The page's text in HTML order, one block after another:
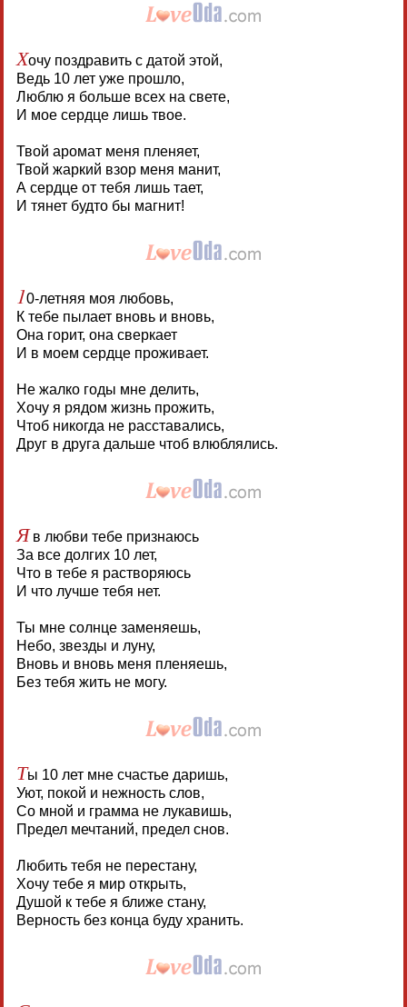
Хочу поздравить с датой этой,
Ведь 10 лет уже прошло,
Люблю я больше всех на свете,
И мое сердце лишь твое.
Твой аромат меня пленяет,
Твой жаркий взор меня манит,
А сердце от тебя лишь тает,
И тянет будто бы магнит!
10-летняя моя любовь,
К тебе пылает вновь и вновь,
Она горит, она сверкает
И в моем сердце проживает.
Не жалко годы мне делить,
Хочу я рядом жизнь прожить,
Чтоб никогда не расставались,
Друг в друга дальше чтоб влюблялись.
Яв любви тебе признаюсь
За все долгих 10 лет,
Что в тебе я растворяюсь
И что лучше тебя нет.
Ты мне солнце заменяешь,
Небо, звезды и луну,
Вновь и вновь меня пленяешь,
Без тебя жить не могу.
Ты 10 лет мне счастье даришь,
Уют, покой и нежность слов,
Со мной и грамма не лукавишь,
Предел мечтаний, предел снов.
Любить тебя не перестану,
Хочу тебе я мир открыть,
Душой к тебе я ближе стану,
Верность без конца буду хранить.